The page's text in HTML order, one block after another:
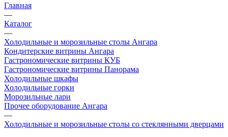
Главная
—
Каталог
—
Холодильные и морозильные столы Ангара
Кондитерские витрины Ангара
Гастрономические витрины КУБ
Гастрономические витрины Панорама
Холодильные шкафы
Холодильные горки
Морозильные лари
Прочее оборудование Ангара
—
Холодильные и морозильные столы со стеклянными дверцами